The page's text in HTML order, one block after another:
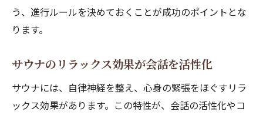
う、進行ルールを決めておくことが成功のポイントとな
ります。
サウナのリラックス効果が会話を活性化
サウナには、自律神経を整え、心身の緊張をほぐすリラ
ックス効果があります。この特性が、会話の活性化やコ